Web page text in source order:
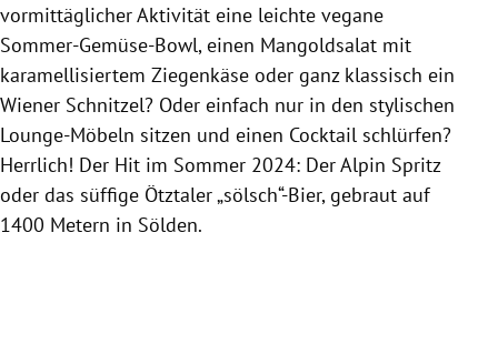
vormittäglicher Aktivität eine leichte vegane
Sommer-Gemüse-Bowl, einen Mangoldsalat mit
karamellisiertem Ziegenkäse oder ganz klassisch ein
Wiener Schnitzel? Oder einfach nur in den stylischen
Lounge-Möbeln sitzen und einen Cocktail schlürfen?
Herrlich! Der Hit im Sommer 2024: Der Alpin Spritz
oder das süffige Ötztaler „sölsch“-Bier, gebraut auf
1400 Metern in Sölden.